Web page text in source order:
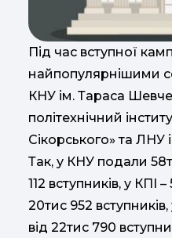
Під час вступної
найпопулярнішими
КНУ ім. Тараса
політехнічний
Сікорського» та ЛНУ
Так, у КНУ подали
112 вступників, у КПІ
20тис 952
від 22тис 790